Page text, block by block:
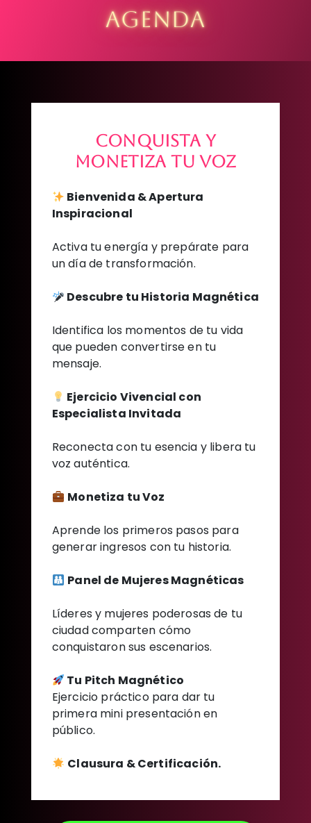
AGENDA
Conquista y
monetiza tu voz
Bienvenida & Apertura
Inspiracional
Activa tu energía y prepárate para
un día de transformación.
Descubre tu Historia Magnética
Identifica los momentos de tu vida
que pueden convertirse en tu
mensaje.
Ejercicio Vivencial con
Especialista Invitada
Reconecta con tu esencia y libera tu
voz auténtica.
Monetiza tu Voz
Aprende los primeros pasos para
generar ingresos con tu historia.
Panel de Mujeres Magnéticas
Líderes y mujeres poderosas de tu
ciudad comparten cómo
conquistaron sus escenarios.
Tu Pitch Magnético
Ejercicio práctico para dar tu
primera mini presentación en
público.
Clausura & Certificación.